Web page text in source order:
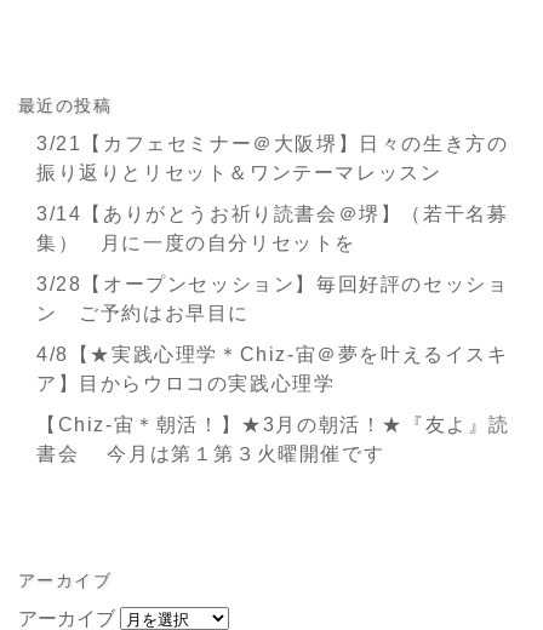
最近の投稿
3/21【カフェセミナー＠大阪堺】日々の生き方の
振り返りとリセット＆ワンテーマレッスン
3/14【ありがとうお祈り読書会＠堺】（若干名募
集） 月に一度の自分リセットを
3/28【オープンセッション】毎回好評のセッショ
ン ご予約はお早目に
4/8【★実践心理学＊Chiz-宙＠夢を叶えるイスキ
ア】目からウロコの実践心理学
【Chiz-宙＊朝活！】★3月の朝活！★『友よ』読
書会 今月は第１第３火曜開催です
アーカイブ
アーカイブ